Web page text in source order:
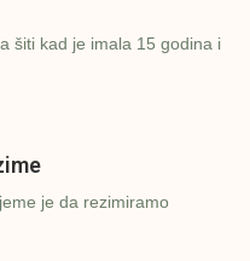
šiti kad je imala 15 godina i
je da rezimiramo